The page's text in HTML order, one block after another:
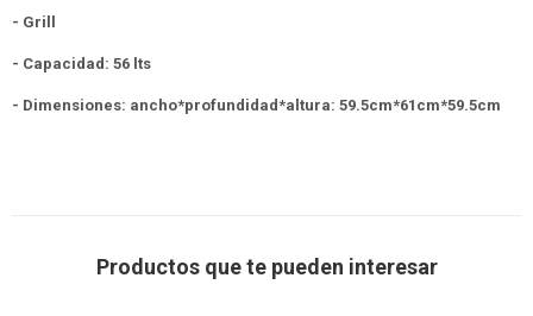
- Grill
- Capacidad: 56 lts
- Dimensiones: ancho*profundidad*altura: 59.5cm*61cm*59.5cm
Productos que te pueden interesar